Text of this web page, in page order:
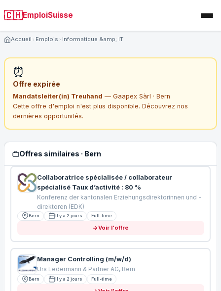
🇨🇭EmploiSuisse
Accueil Emplois Informatique &amp; IT
⏰
Offre expirée
Mandatsleiter(in) Treuhand — Gaapex Sàrl · Bern
Cette offre d'emploi n'est plus disponible. Découvrez nos
dernières opportunités.
Offres similaires · Bern
Collaboratrice spécialisée / collaborateur
spécialisé Taux d’activité : 80 %
Konferenz der kantonalen Erziehungsdirektorinnen und -
direktoren (EDK)
Bern Il y a 2 jours Full-time
Voir l'offre
Manager Controlling (m/w/d)
Urs Ledermann & Partner AG, Bern
Bern Il y a 2 jours Full-time